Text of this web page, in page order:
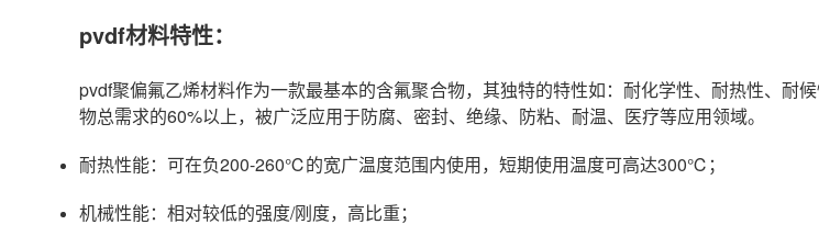
pvdf材料特性：
pvdf聚偏氟乙烯材料作为一款最基本的含氟聚合物，其独特的特性如：耐化学性、耐热性、耐
物总需求的60%以上，被广泛应用于防腐、密封、绝缘、防粘、耐温、医疗等应用领域。
耐热性能：可在负200-260℃的宽广温度范围内使用，短期使用温度可高达300℃；
机械性能：相对较低的强度/刚度，高比重；